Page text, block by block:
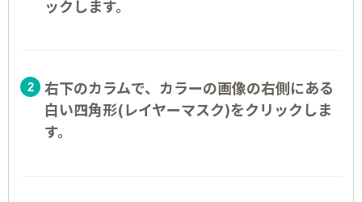
ックします。
右下のカラムで、カラーの画像の右側にある
白い四角形(レイヤーマスク)をクリックしま
す。